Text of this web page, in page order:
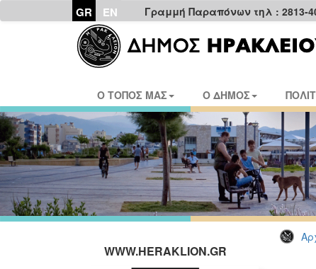
GR EN Γραμμή Παραπόνων τηλ : 2813-
Ο ΤΟΠΟΣ ΜΑΣ Ο ΔΗΜΟΣ
WWW.HERAKLION.GR